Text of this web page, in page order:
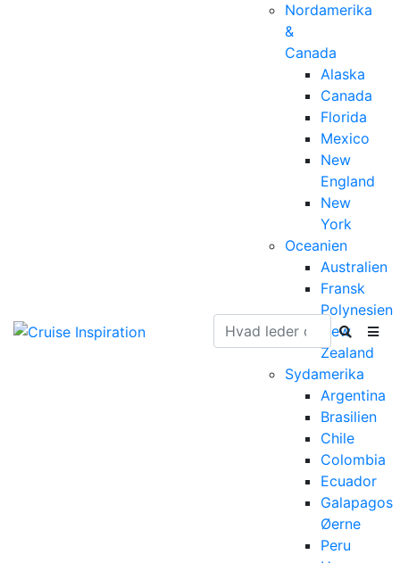
Nordamerika
&
Canada
Alaska
Canada
Florida
Mexico
New
England
New
York
Oceanien
Australien
Fransk
Polynesien
New
Zealand
Sydamerika
Argentina
Brasilien
Chile
Colombia
Ecuador
Galapagos
Øerne
Peru